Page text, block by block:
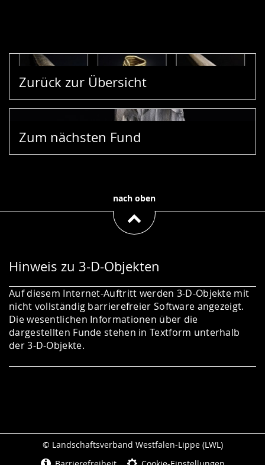
Zurück zur Übersicht
Zum nächsten Fund
nach oben
Hinweis zu 3-D-Objekten
Auf diesem Internet-Auftritt werden 3-D-Objekte mit
nicht vollständig barrierefreier Software angezeigt.
Die wesentlichen Informationen über die
dargestellten Funde stehen in Textform unterhalb
der 3-D-Objekte.
© Landschaftsverband Westfalen-Lippe (LWL)